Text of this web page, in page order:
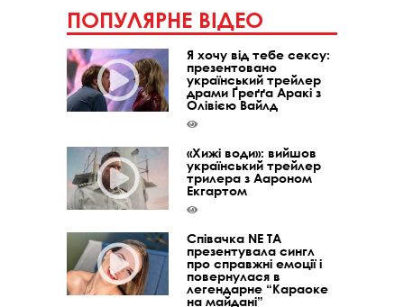
ПОПУЛЯРНЕ ВІДЕО
Я хочу від тебе сексу:
презентовано
український трейлер
драми Ґреґґа Аракі з
Олівією Вайлд
«Хижі води»: вийшов
український трейлер
трилера з Аароном
Екгартом
Співачка NE TA
презентувала сингл
про справжні емоції і
повернулася в
легендарне “Караоке
на майдані”